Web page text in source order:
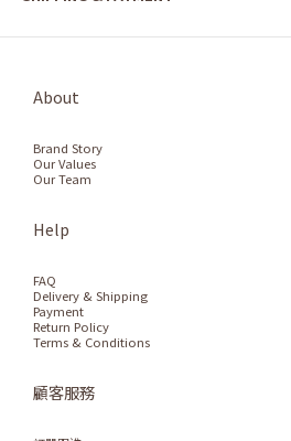
About
Brand Story
Our Values
Our Team
Help
FAQ
Delivery & Shipping
Payment
Return Policy
Terms & Conditions
顧客服務